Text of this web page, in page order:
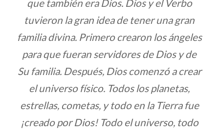
que también era Dios. Dios y el Verbo
tuvieron la gran idea de tener una gran
familia divina. Primero crearon los ángeles
para que fueran servidores de Dios y de
Su familia. Después, Dios comenzó a crear
el universo físico. Todos los planetas,
estrellas, cometas, y todo en la Tierra fue
¡creado por Dios! Todo el universo, todo